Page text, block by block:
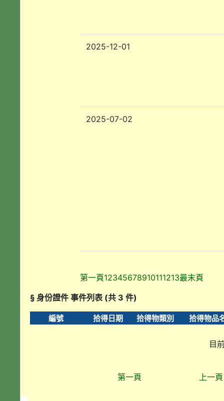
2025-12-01
2025-07-02
第一頁12345678910111213最末頁
§ 身份證件 事件列表 (共 3 件)
編號 拾得日期 拾得物類別 拾得物品
目
第一頁 上一頁